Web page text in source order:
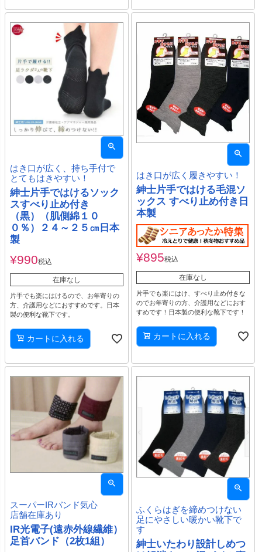
はき口が広く、持ち手付で
とてもはきやすい！
紳士片手ではけるソック
スすべり止め付き
（黒）（肌側綿１０
０％）２４～２５㎝日本
製
¥990税込
在庫なし
片手でも楽にはけるので、お年寄りの
方、介護用などにおすすめです。日本
製の便利な靴下です。
カートに入れる
はき口が広く履きやすい！
紳士片手ではける毛混ソ
ックス すべり止め付き日
本製
¥895税込
在庫なし
片手でも楽にはけ、すべり止め付きな
のでお年寄りの方、介護用などにおす
すめです！日本製の便利な靴下です！
カートに入れる
スーパーIRバンド気心
店舗在庫あり
IR光電子(遠赤外線繊維）
足首バンド（2枚1組）
ふくらはぎを締めつけない
足にやさしい暖かい靴下で
す
紳士いたわり設計しめつ